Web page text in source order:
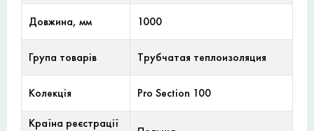
Довжина, мм 1000
Група товарів Трубчатая теплоизоляция
Колекція Pro Section 100
Країна реєстрації